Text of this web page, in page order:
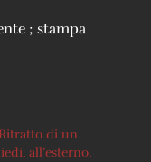
; stampa
di un
all’esterno,